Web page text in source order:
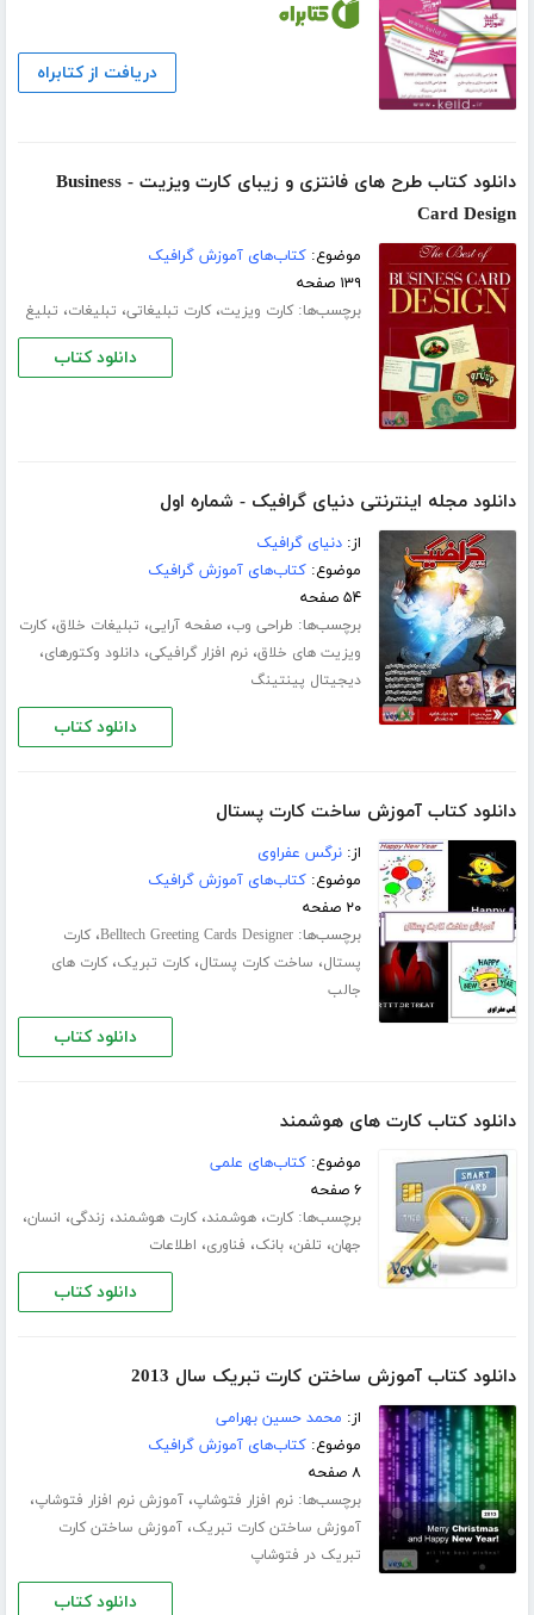
دریافت از کتابراه
دانلود کتاب طرح های فانتزی و زیبای کارت ویزیت - Business
Card Design
موضوع:کتاب‌های آموزش گرافیک
۱۳۹ صفحه
برچسب‌ها:کارت ویزیت،کارت تبلیغاتی، تبلیغات، تبلیغ
دانلود کتاب
دانلود مجله اینترنتی دنیای گرافیک - شماره اول
از:دنیای گرافیک
موضوع:کتاب‌های آموزش گرافیک
۵۴ صفحه
برچسب‌ها: طراحی وب،صفحه آرایی، تبلیغات خلاق،کارت
ویزیت های خلاق،نرم افزار گرافیکی،دانلود وکتورهای،
دیجیتال پینتینگ
دانلود کتاب
دانلود کتاب آموزش ساخت کارت پستال
از:نرگس عفراوی
موضوع:کتاب‌های آموزش گرافیک
۲۰ صفحه
برچسب‌ها:Belltech Greeting Cards Designer،کارت
پستال، ساخت کارت پستال،کارت تبریک،کارت های
جالب
دانلود کتاب
دانلود کتاب کارت های هوشمند
موضوع:کتاب‌های علمی
۶ صفحه
برچسب‌ها:کارت،هوشمند،کارت هوشمند، زندگی، انسان،
جهان، تلفن،بانک، فناوری، اطلاعات
دانلود کتاب
دانلود کتاب آموزش ساختن کارت تبریک سال 2013
از: محمد حسین بهرامی
موضوع:کتاب‌های آموزش گرافیک
۸ صفحه
برچسب‌ها:نرم افزار فتوشاپ،آموزش نرم افزار فتوشاپ،
آموزش ساختن کارت تبریک،آموزش ساختن کارت
تبریک در فتوشاپ
دانلود کتاب